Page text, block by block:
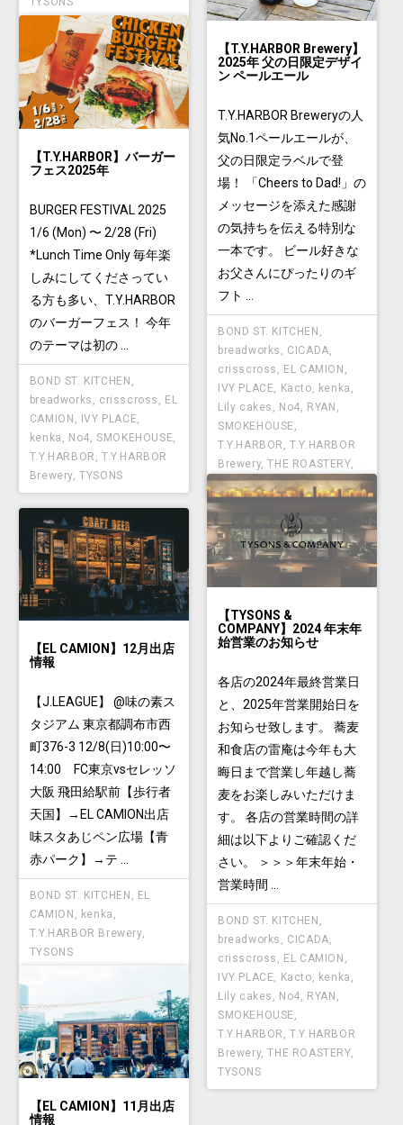
【T.Y.HARBOR Brewery】
2025年 父の日限定デザイ
ン ペールエール
T.Y.HARBOR Breweryの人
気No.1ペールエールが、
父の日限定ラベルで登
場！ 「Cheers to Dad!」の
メッセージを添えた感謝
の気持ちを伝える特別な
一本です。 ビール好きな
お父さんにぴったりのギ
フト ...
BOND ST. KITCHEN
breadworks
CICADA
crisscross
EL CAMION
IVY PLACE
Kacto kenka
Lily cakes
No4 RYAN
SMOKEHOUSE
T.Y.HARBOR
,T.Y.HARBOR
Brewery,THE ROASTERY,
TYSONS
【T.Y.HARBOR】バーガー
フェス2025年
BURGER FESTIVAL 2025
1/6 (Mon) 〜 2/28 (Fri)
*Lunch Time Only 毎年楽
しみにしてくださってい
る方も多い、T.Y.HARBOR
のバーガーフェス！ 今年
のテーマは初の ...
BOND ST. KITCHEN ,
breadworks , crisscross , EL
CAMION , IVY PLACE,
kenka , No4,SMOKEHOUSE,
T.Y.HARBOR ,T.Y.HARBOR
Brewery,TYSONS
【TYSONS &
COMPANY】2024 年末年
始営業のお知らせ
各店の2024年最終営業日
と、2025年営業開始日を
お知らせ致します。 蕎麦
和食店の雷庵は今年も大
晦日まで営業し年越し蕎
麦をお楽しみいただけま
す。 各店の営業時間の詳
細は以下よりご確認くだ
さい。 ＞＞＞年末年始・
営業時間 ...
BOND ST. KITCHEN ,
breadworks , CICADA,
crisscross , EL CAMION ,
IVY PLACE, Kacto, kenka ,
Lily cakes , No4, RYAN ,
SMOKEHOUSE ,
T.Y.HARBOR ,T.Y.HARBOR
Brewery,THE ROASTERY,
TYSONS
【EL CAMION】12月出店
情報
【J.LEAGUE】 @味の素ス
タジアム 東京都調布市西
町376-3 12/8(日)10:00〜
14:00 FC東京vsセレッソ
大阪 飛田給駅前【歩行者
天国】→EL CAMION出店
味スタあじペン広場【青
赤パーク】→テ ...
BOND ST. KITCHEN , EL
CAMION , kenka ,
T.Y.HARBOR Brewery,
TYSONS
【EL CAMION】11月出店
情報